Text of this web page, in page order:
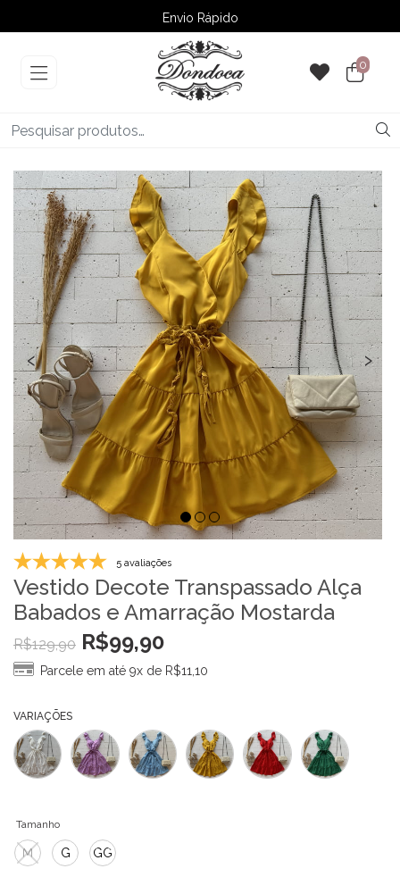
Envio Rápido
➚ Ofertas– Até 60% OFF
0
‹ ›
5 avaliações
Vestido Decote Transpassado Alça
Babados e Amarração Mostarda
R$129,90 R$99,90
Parcele em até 9x de R$11,10
VARIAÇÕES
Tamanho
M G GG